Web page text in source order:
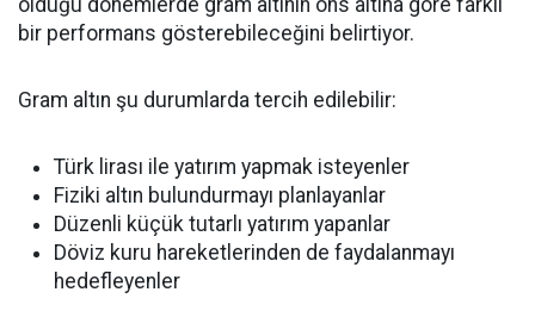
olduğu dönemlerde gram altının ons altına göre farklı
bir performans gösterebileceğini belirtiyor.
Gram altın şu durumlarda tercih edilebilir:
Türk lirası ile yatırım yapmak isteyenler
Fiziki altın bulundurmayı planlayanlar
Düzenli küçük tutarlı yatırım yapanlar
Döviz kuru hareketlerinden de faydalanmayı
hedefleyenler